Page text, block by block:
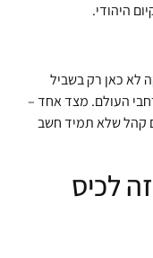
היהודי.
לא כאן רק בשביל
העולם. מצד אחד –
קהל שלא תמיד חשב
לכיס